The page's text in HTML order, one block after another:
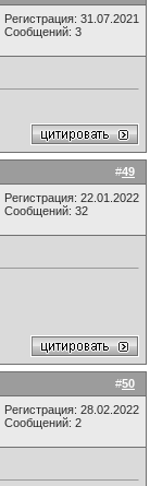
Регистрация: 31.07.2021
Сообщений: 3
#49
Регистрация: 22.01.2022
Сообщений: 32
#50
Регистрация: 28.02.2022
Сообщений: 2